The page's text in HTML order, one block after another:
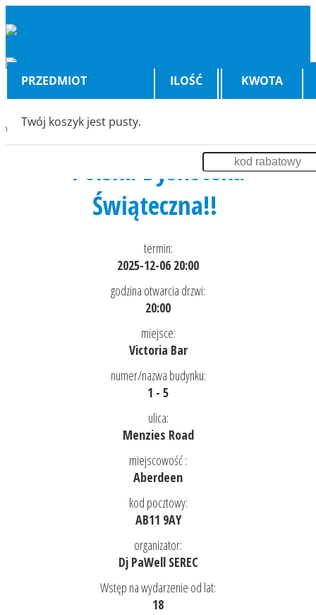
PRZEDMIOT ILOŚĆ KWOTA
Twój koszyk jest pusty.
Wyświetlenia:1761
Polska Dyskoteka
Świąteczna!!
termin:
2025-12-06 20:00
godzina otwarcia drzwi:
20:00
miejsce:
Victoria Bar
numer/nazwa budynku:
1 - 5
ulica:
Menzies Road
miejscowość :
Aberdeen
kod pocztowy:
AB11 9AY
organizator:
Dj PaWell SEREC
Wstęp na wydarzenie od lat:
18